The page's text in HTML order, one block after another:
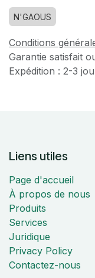
N'GAOUS
Conditions
Garantie satisfait
Expédition : 2-3
Liens utiles
Page d'accueil
À propos de nous
Produits
Services
Juridique
Privacy Policy
Contactez-nous